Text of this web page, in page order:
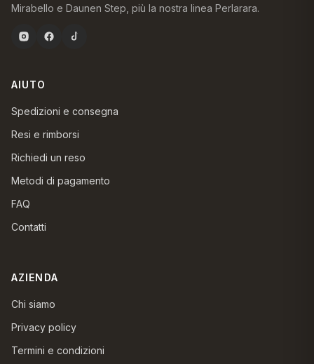
Mirabello e Daunen Step, più la nostra linea Perlarara.
AIUTO
Spedizioni e consegna
Resi e rimborsi
Richiedi un reso
Metodi di pagamento
FAQ
Contatti
AZIENDA
Chi siamo
Privacy policy
Termini e condizioni